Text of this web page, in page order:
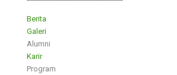
Berita
Galeri
Alumni
Karir
Program